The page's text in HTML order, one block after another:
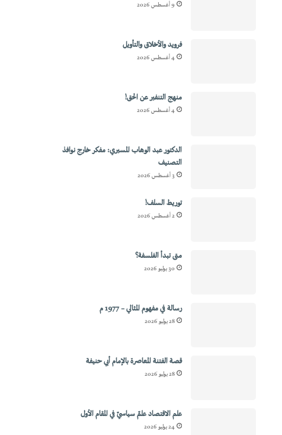
9 أغسطس 2026
فرويد والأخلاق والتأويل
4 أغسطس 2026
منهج التنفير عن الحق!
4 أغسطس 2026
الدكتور عبد الوهاب المسيري: مفكر خارج نوافذ
التصنيف
3 أغسطس 2026
توريط السلف!
2 أغسطس 2026
متى تبدأ الفلسفة؟
30 يوليو 2026
رسالة في مفهوم المثالي – 1977 م
28 يوليو 2026
قصة الفتنة المعاصرة بالإمام أبي حنيفة
28 يوليو 2026
علم الاقتصاد علمٌ سياسيٌ في المقام الأول
24 يوليو 2026